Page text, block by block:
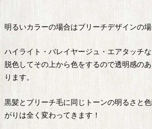
明るいカラーの場合はブリーチデザインの場
ハイライト・バレイヤージュ・エアタッチ
脱色してその上から色をするので透明感の
ります。
黒髪とブリーチ毛に同じトーンの明るさと
がりは全く変わってきます！